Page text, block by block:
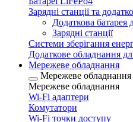
Зарядні станції та
Додаткова батарея
Зарядні станції
Системи зберігання
Додаткове обладнання
Мережеве обладнання
Мережеве обладнання
Мережеве обладнання
Wi-Fi адаптери
Комутатори
Wi-Fi точки доступу